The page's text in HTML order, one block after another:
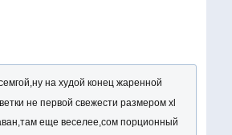
на худой конец жаренной
не первой свежести размером xl
еще веселее,сом порционный